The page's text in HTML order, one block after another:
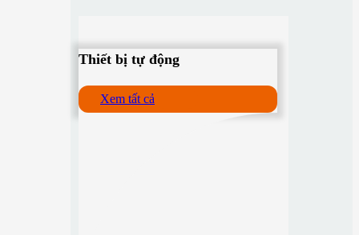
Thiết bị tự động
Xem tất cả